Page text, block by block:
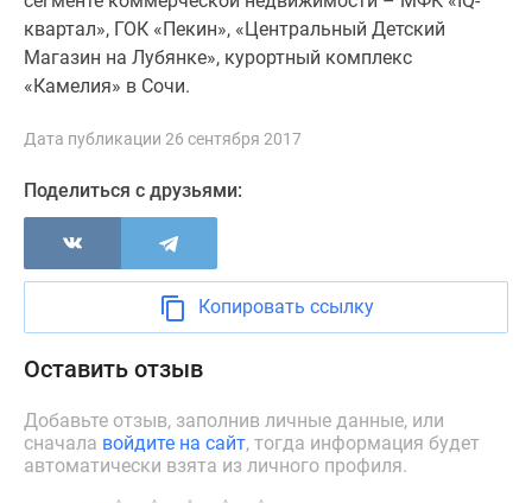
Rutube
Поиск
дома
Программа
реновации
Москве
Новостройки
бизнес-
Рассрочка
Траншевая
квартал», ГОК «Пекин», «Центральный Детский
Магазин на Лубянке», курортный комплекс
«Камелия» в Сочи.
Дата публикации 26 сентября 2017
Поделиться с друзьями:
Копировать ссылку
Оставить отзыв
Добавьте отзыв, заполнив личные данные, или
сначала войдите на сайт, тогда информация будет
автоматически взята из личного профиля.